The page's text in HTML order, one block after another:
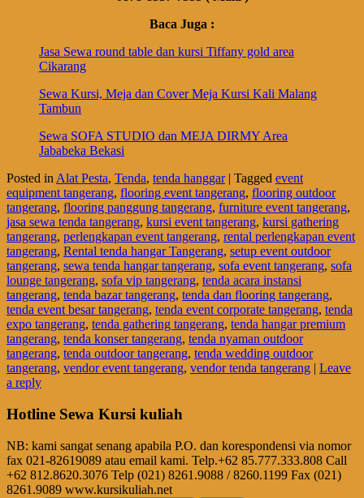
Baca Juga :
Jasa Sewa round table dan kursi Tiffany gold area
Cikarang
Sewa Kursi, Meja dan Cover Meja Kursi Kali Malang
Tambun
Sewa SOFA STUDIO dan MEJA DIRMY Area
Jababeka Bekasi
Posted in Alat Pesta, Tenda, tenda hanggar | Tagged event
equipment tangerang, flooring event tangerang, flooring outdoor
tangerang, flooring panggung tangerang, furniture event tangerang,
jasa sewa tenda tangerang, kursi event tangerang, kursi gathering
tangerang, perlengkapan event tangerang, rental perlengkapan event
tangerang, Rental tenda hangar Tangerang, setup event outdoor
tangerang, sewa tenda hangar tangerang, sofa event tangerang, sofa
lounge tangerang, sofa vip tangerang, tenda acara instansi
tangerang, tenda bazar tangerang, tenda dan flooring tangerang,
tenda event besar tangerang, tenda event corporate tangerang, tenda
expo tangerang, tenda gathering tangerang, tenda hangar premium
tangerang, tenda konser tangerang, tenda nyaman outdoor
tangerang, tenda outdoor tangerang, tenda wedding outdoor
tangerang, vendor event tangerang, vendor tenda tangerang | Leave
a reply
Hotline Sewa Kursi kuliah
NB: kami sangat senang apabila P.O. dan korespondensi via nomor
fax 021-82619089 atau email kami. Telp.+62 85.777.333.808 Call
+62 812.8620.3076 Telp (021) 8261.9088 / 8260.1199 Fax (021)
8261.9089 www.kursikuliah.net